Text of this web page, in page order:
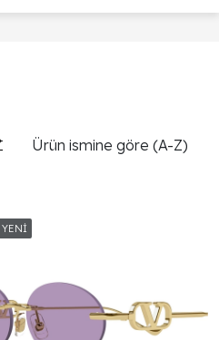
Ürün ismine göre (A-Z)